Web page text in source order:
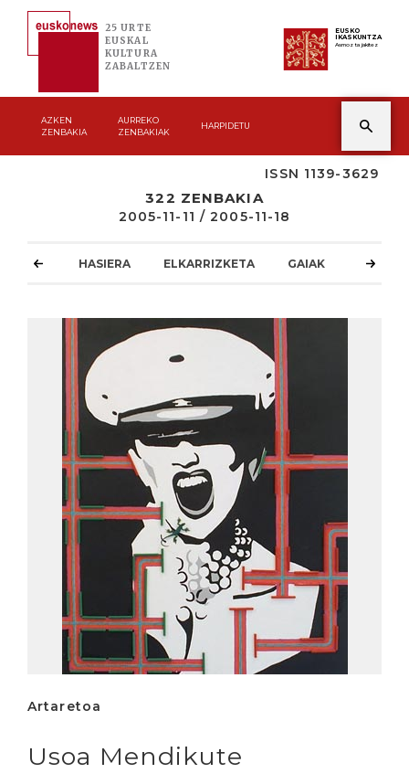
25 URTE
EUSKAL
KULTURA
ZABALTZEN
EUSKO
IKASKUNTZA
Asmoz ta jakitez
AZKEN
ZENBAKIA
AURREKO
ZENBAKIAK
HARPIDETU
ISSN 1139-3629
322 ZENBAKIA
2005-11-11 / 2005-11-18
HASIERA ELKARRIZKETA GAIAK
Artaretoa
Usoa Mendikute